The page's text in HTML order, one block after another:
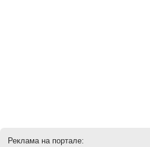
Реклама на портале: